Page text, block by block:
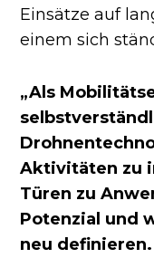
Einsätze auf
einem sich
„Als
Aktivitäten zu
Türen zu
Potenzial und
neu